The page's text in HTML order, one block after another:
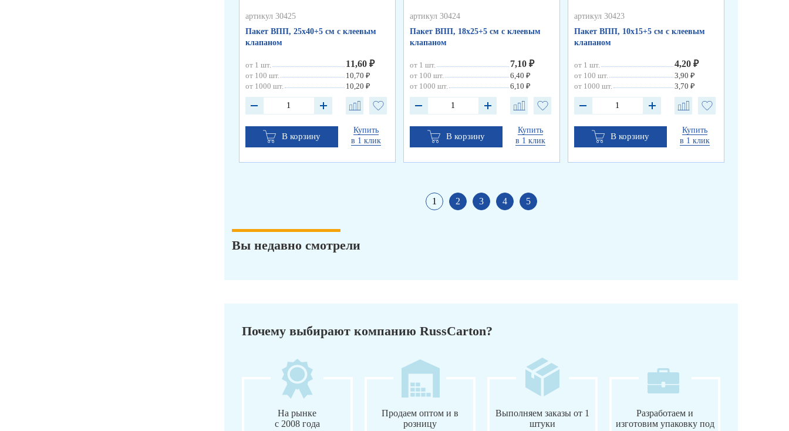
артикул 30425
Пакет ВПП, 25х40+5 см с клеевым
клапаном
от 1 шт. 11,60 ₽
от 100 шт.
10,70 ₽
от 1000 шт.
10,20 ₽
В корзину
Купить
в 1 клик
артикул 30424
Пакет ВПП, 18х25+5 см с клеевым
клапаном
от 1 шт. 7,10 ₽
от 100 шт.
6,40 ₽
от 1000 шт.
6,10 ₽
В корзину
Купить
в 1 клик
артикул 30423
Пакет ВПП, 10х15+5 см с клеевым
клапаном
от 1 шт. 4,20 ₽
от 100 шт.
3,90 ₽
от 1000 шт.
3,70 ₽
В корзину
Купить
в 1 клик
1 2 3 4 5
Вы недавно смотрели
Почему выбирают компанию RussCarton?
На рынке
с 2008 года
Продаем оптом и в
розницу
Выполняем заказы от 1
штуки
Разработаем и
изготовим упаковку под